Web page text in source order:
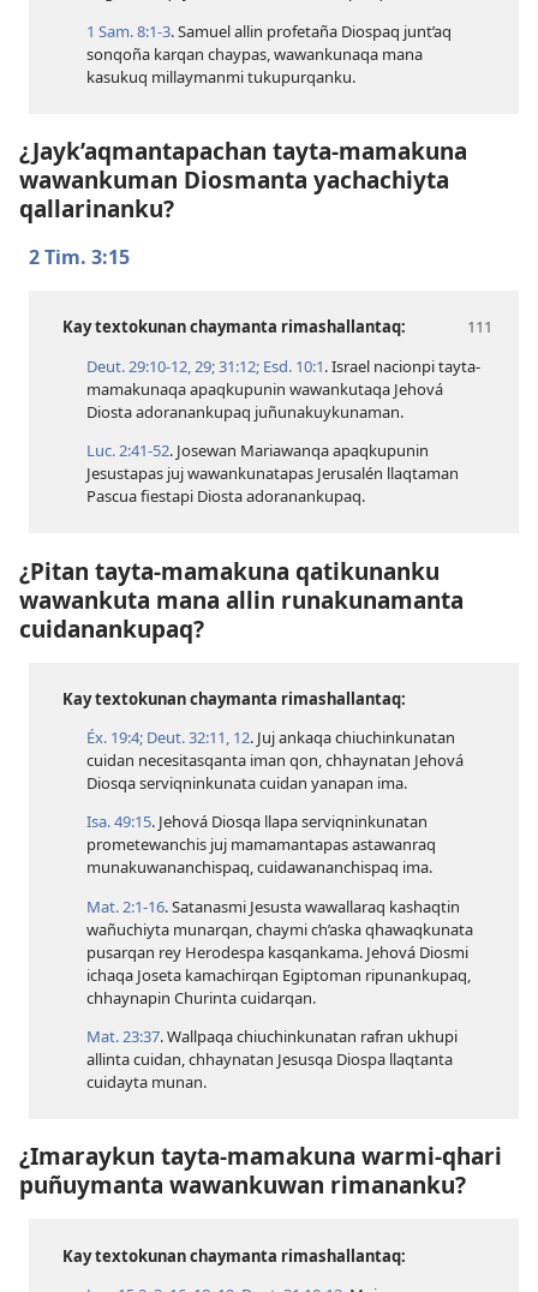
1 Sam. 8:​1-3. Samuel allin profetaña Diospaq junt’aq
sonqoña karqan chaypas, wawankunaqa mana
kasukuq millaymanmi tukupurqanku.
¿Jayk’aqmantapachan tayta-mamakuna
wawankuman Diosmanta yachachiyta
qallarinanku?
2 Tim. 3:15
Kay textokunan chaymanta rimashallantaq:
Deut. 29:​10-12,29;31:12;Esd. 10:1. Israel nacionpi tayta-
mamakunaqa apaqkupunin wawankutaqa Jehová
Diosta adoranankupaq juñunakuykunaman.
Luc. 2:​41-52. Josewan Mariawanqa apaqkupunin
Jesustapas juj wawankunatapas Jerusalén llaqtaman
Pascua fiestapi Diosta adoranankupaq.
¿Pitan tayta-mamakuna qatikunanku
wawankuta mana allin runakunamanta
cuidanankupaq?
Kay textokunan chaymanta rimashallantaq:
Éx. 19:4;Deut. 32:​11, 12. Juj ankaqa chiuchinkunatan
cuidan necesitasqanta iman qon, chhaynatan Jehová
Diosqa serviqninkunata cuidan yanapan ima.
Isa. 49:15. Jehová Diosqa llapa serviqninkunatan
prometewanchis juj mamamantapas astawanraq
munakuwananchispaq, cuidawananchispaq ima.
Mat. 2:​1-16. Satanasmi Jesusta wawallaraq kashaqtin
wañuchiyta munarqan, chaymi ch’aska qhawaqkunata
pusarqan rey Herodespa kasqankama. Jehová Diosmi
ichaqa Joseta kamachirqan Egiptoman ripunankupaq,
chhaynapin Churinta cuidarqan.
Mat. 23:37. Wallpaqa chiuchinkunatan rafran ukhupi
allinta cuidan, chhaynatan Jesusqa Diospa llaqtanta
cuidayta munan.
¿Imaraykun tayta-mamakuna warmi-qhari
puñuymanta wawankuwan rimananku?
Kay textokunan chaymanta rimashallantaq: